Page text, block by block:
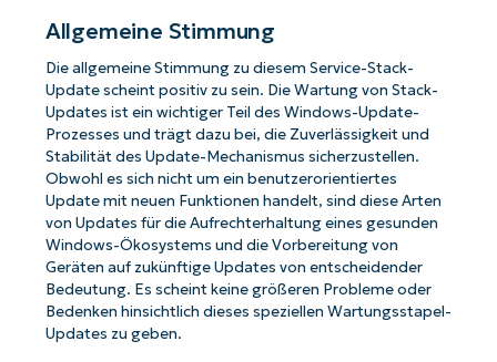
Allgemeine Stimmung
Die allgemeine Stimmung zu diesem Service-Stack-
Update scheint positiv zu sein. Die Wartung von Stack-
Updates ist ein wichtiger Teil des Windows-Update-
Prozesses und trägt dazu bei, die Zuverlässigkeit und
Stabilität des Update-Mechanismus sicherzustellen.
Obwohl es sich nicht um ein benutzerorientiertes
Update mit neuen Funktionen handelt, sind diese Arten
von Updates für die Aufrechterhaltung eines gesunden
Windows-Ökosystems und die Vorbereitung von
Geräten auf zukünftige Updates von entscheidender
Bedeutung. Es scheint keine größeren Probleme oder
Bedenken hinsichtlich dieses speziellen Wartungsstapel-
Updates zu geben.